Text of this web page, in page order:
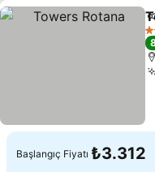
4
Başlangıç Fiyatı ₺3.312